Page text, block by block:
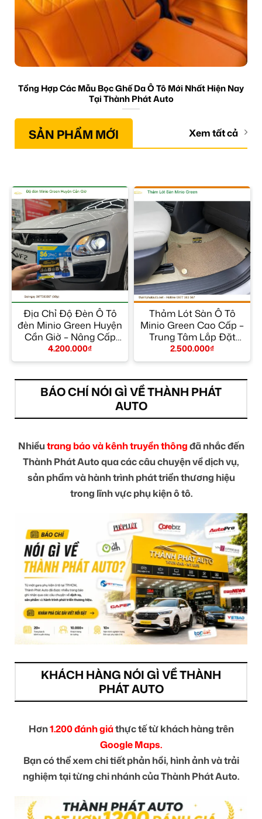
Tổng Hợp Các Mẫu Bọc Ghế Da Ô Tô Mới Nhất Hiện Nay
Tại Thành Phát Auto
SẢN PHẨM MỚI Xem tất cả
Địa Chỉ Độ Đèn Ô Tô
đèn Minio Green Huyện
Cần Giờ – Nâng Cấp
Chính Hãng
4.200.000₫
Thảm Lót Sàn Ô Tô
Minio Green Cao Cấp –
Trung Tâm Lắp Đặt
Chính Hãng TPHCM
2.500.000₫
BÁO CHÍ NÓI GÌ VỀ THÀNH PHÁT
AUTO
Nhiềutrang báo và kênh truyền thôngđã nhắc đến
Thành Phát Auto qua các câu chuyện về dịch vụ,
sản phẩm và hành trình phát triển thương hiệu
trong lĩnh vực phụ kiện ô tô.
KHÁCH HÀNG NÓI GÌ VỀ THÀNH
PHÁT AUTO
Hơn1.200 đánh giáthực tế từ khách hàng trên
Google Maps.
Bạn có thể xem chi tiết phản hồi, hình ảnh và trải
nghiệm tại từng chi nhánh của Thành Phát Auto.